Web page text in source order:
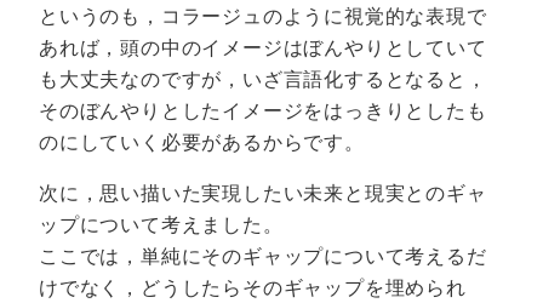
というのも，コラージュのように視覚的な表現で
あれば，頭の中のイメージはぼんやりとしていて
も大丈夫なのですが，いざ言語化するとなると，
そのぼんやりとしたイメージをはっきりとしたも
のにしていく必要があるからです。
次に，思い描いた実現したい未来と現実とのギャ
ップについて考えました。
ここでは，単純にそのギャップについて考えるだ
けでなく，どうしたらそのギャップを埋められ